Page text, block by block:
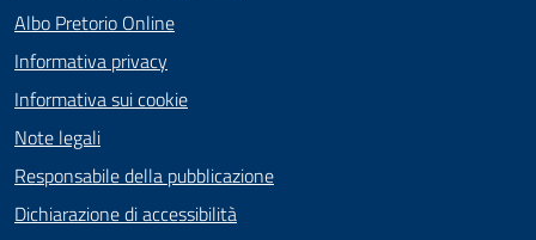
Albo Pretorio Online
Informativa privacy
Informativa sui cookie
Note legali
Responsabile della pubblicazione
Dichiarazione di accessibilità